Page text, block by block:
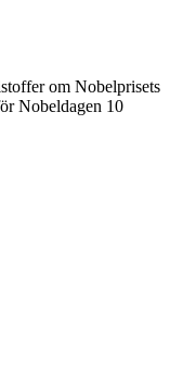
om Nobelprisets
Nobeldagen 10